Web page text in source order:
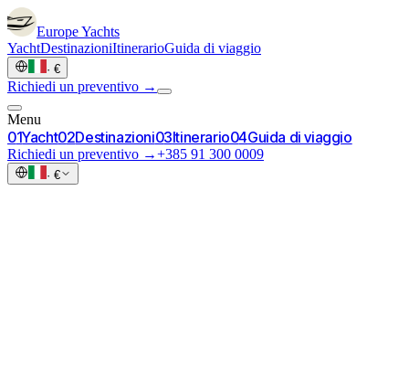
EuropeYachts
YachtDestinazioniItinerarioGuida di viaggio
· €
Richiedi un preventivo →
Menu
01Yacht02Destinazioni03Itinerario04Guida di viaggio
Richiedi un preventivo →+385 91 300 0009
· €